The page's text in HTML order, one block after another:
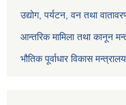
उद्योग, पर्यटन, वन तथा
आन्तरिक मामिला तथा कानून
भौतिक पूर्वाधार विकास मन्त्रालय